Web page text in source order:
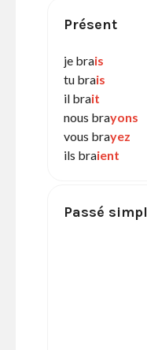
Présent
je brais
tu brais
il brait
nous brayons
vous brayez
ils braient
Passé